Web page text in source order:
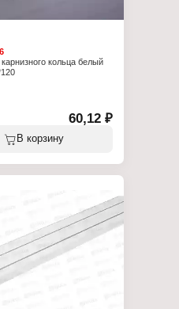
кольца белый
60,12 ₽
В корзину